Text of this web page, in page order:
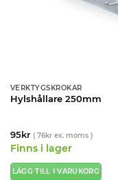
VERKTYGSKROKAR
Hylshållare 250mm
95kr ( 76krex. moms )
Finns i lager
LÄGG TILL I VARUKORG